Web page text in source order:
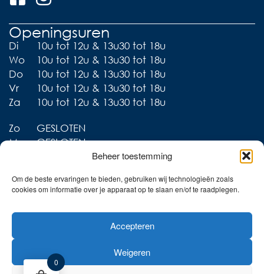
Beheer toestemming
Om de beste ervaringen te bieden, gebruiken wij technologieën zoals
cookies om informatie over je apparaat op te slaan en/of te raadplegen.
Accepteren
Weigeren
Openingsuren
Di
10u tot 12u & 13u30 tot 18u
Wo
10u tot 12u & 13u30 tot 18u
Do
10u tot 12u & 13u30 tot 18u
Vr
10u tot 12u & 13u30 tot 18u
Za
10u tot 12u & 13u30 tot 18u
Zo
GESLOTEN
Ma
GESLOTEN
Liever thuis shoppen?
Ontdek onze collecties in
de webshop!
Naar de online shop!
0